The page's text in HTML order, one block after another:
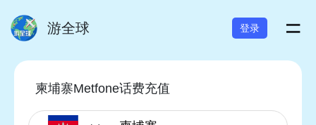
游全球 登录 =
柬埔寨Metfone话费充值